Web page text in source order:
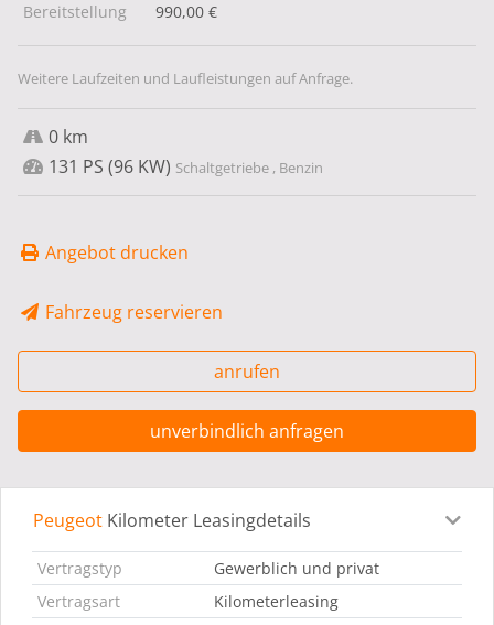
Bereitstellung
990,00 €
Weitere Laufzeiten und Laufleistungen auf Anfrage.
0 km
131 PS (96 KW) Schaltgetriebe , Benzin
Angebot drucken
Fahrzeug reservieren
anrufen
unverbindlich anfragen
Leasingdetails Fahrzeugdetails
Peugeot Kilometer Leasingdetails
Vertragstyp
Gewerblich und privat
Vertragsart
Kilometerleasing